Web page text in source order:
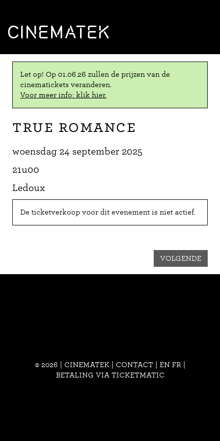
CINEMATEK
Let op! Op 01.06.26 zullen de prijzen van de
cinematickets veranderen.
Voor meer info: klik hier.
True Romance
woensdag 24 september 2025
21u00
Ledoux
De ticketverkoop voor dit evenement is niet actief.
VOLGENDE
© 2026 | CINEMATEK | CONTACT| EN FR
BETALING VIA TICKETMATIC